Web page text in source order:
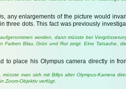
any enlargements of the picture would
dots. This fact was previously
worden, dann müsste bei
Blau, Grün und Rot zeigt. Eine Tatsache,
place his Olympus camera directly in
man sich mit Billys alter Olympus-Kamera
Zoom-Objektiv verfügt.